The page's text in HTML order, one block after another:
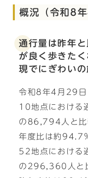
概況（令和8
通行量は昨年
が良く歩きた
現でにぎわいの
令和8年4月29日
10地点における
の86,794人と比
年度比は約94.7
52地点における
の296,360人と